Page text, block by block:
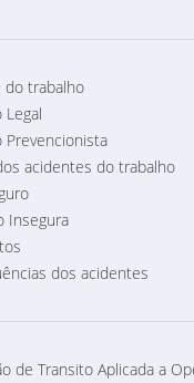
do trabalho
Legal
Prevencionista
acidentes do trabalho
Insegura
dos acidentes
de Transito Aplicada a